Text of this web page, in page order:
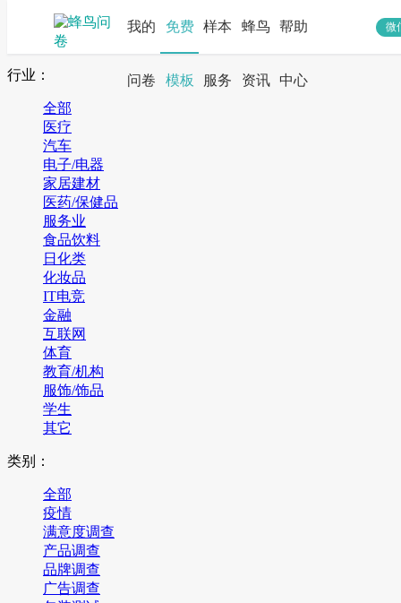
我的
问卷
免费
模板
样本
服务
蜂鸟
资讯
帮助
中心
微
搜索
行业：
全部
医疗
汽车
电子/电器
家居建材
医药/保健品
服务业
食品饮料
日化类
化妆品
IT电竞
金融
互联网
体育
教育/机构
服饰/饰品
学生
其它
类别：
全部
疫情
满意度调查
产品调查
品牌调查
广告调查